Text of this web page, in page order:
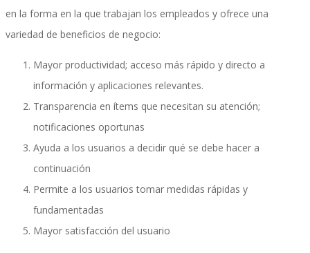
Gestión de Desempeño Empresarial SAP
Control, Riesgo y Cumplimiento
Soluciones de Despliegue Ágil
en la forma en la que trabajan los empleados y ofrece una
variedad de beneficios de negocio:
Mayor productividad; acceso más rápido y directo a
información y aplicaciones relevantes.
Transparencia en ítems que necesitan su atención;
notificaciones oportunas
Ayuda a los usuarios a decidir qué se debe hacer a
continuación
Permite a los usuarios tomar medidas rápidas y
fundamentadas
Mayor satisfacción del usuario